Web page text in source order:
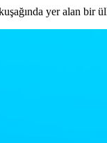
yer alan bir